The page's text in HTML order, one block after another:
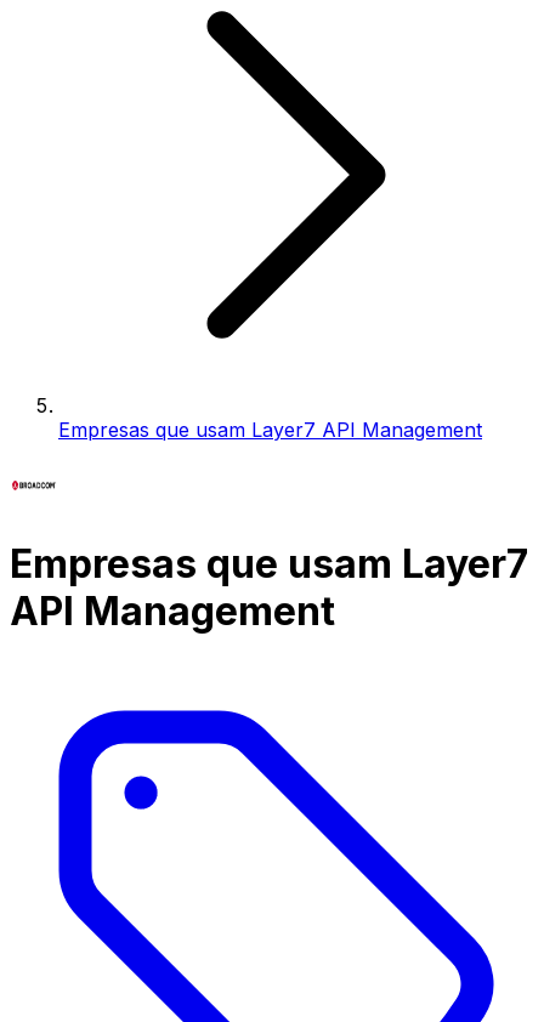
Empresas que usam Layer7 API Management
Empresas que usam Layer7
API Management